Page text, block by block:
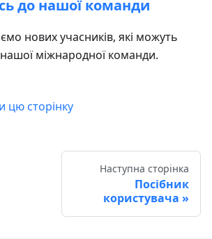
до нашої команди
нових учасників, які можуть
міжнародної команди.
цю сторінку
Наступна сторінка
Посібник
користувача